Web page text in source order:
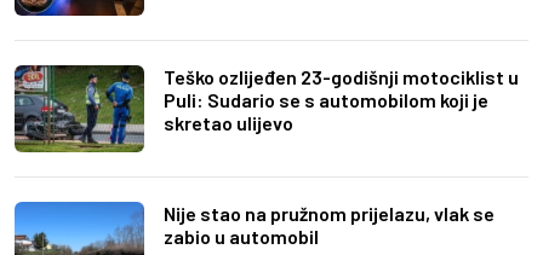
Teško ozlijeđen 23-godišnji motociklist u
Puli: Sudario se s automobilom koji je
skretao ulijevo
Nije stao na pružnom prijelazu, vlak se
zabio u automobil